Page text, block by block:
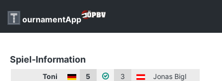
ournamentApp
Spiel-Information
Toni
5 3 Jonas Bigl